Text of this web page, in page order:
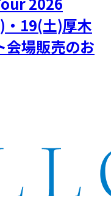
・19(土)厚木
会場販売のお